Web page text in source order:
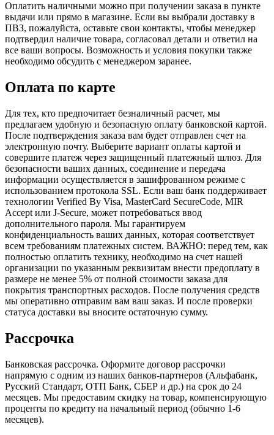
Оплатить наличными можно при получении заказа в пункте
выдачи или прямо в магазине. Если вы выбрали доставку в
ПВЗ, пожалуйста, оставьте свои контакты, чтобы менеджер
подтвердил наличие товара, согласовал детали и ответил на
все ваши вопросы. Возможность и условия покупки также
необходимо обсудить с менеджером заранее.
Оплата по карте
Для тех, кто предпочитает безналичный расчет, мы
предлагаем удобную и безопасную оплату банковской картой.
После подтверждения заказа вам будет отправлен счет на
электронную почту. Выберите вариант оплаты картой и
совершите платеж через защищенный платежный шлюз. Для
безопасности ваших данных, соединение и передача
информации осуществляется в зашифрованном режиме с
использованием протокола SSL. Если ваш банк поддерживает
технологии Verified By Visa, MasterCard SecureCode, MIR
Accept или J-Secure, может потребоваться ввод
дополнительного пароля. Мы гарантируем
конфиденциальность ваших данных, которая соответствует
всем требованиям платежных систем. ВАЖНО: перед тем, как
полностью оплатить технику, необходимо на счет нашей
организации по указанным реквизитам внести предоплату в
размере не менее 5% от полной стоимости заказа для
покрытия транспортных расходов. После получения средств
мы оперативно отправим вам ваш заказ. И после проверки
статуса доставки вы вносите остаточную сумму.
Рассрочка
Банковская рассрочка. Оформите договор рассрочки
напрямую с одним из наших банков-партнеров (Альфабанк,
Русский Стандарт, ОТП Банк, СБЕР и др.) на срок до 24
месяцев. Мы предоставим скидку на товар, компенсирующую
проценты по кредиту на начальный период (обычно 1-6
месяцев).